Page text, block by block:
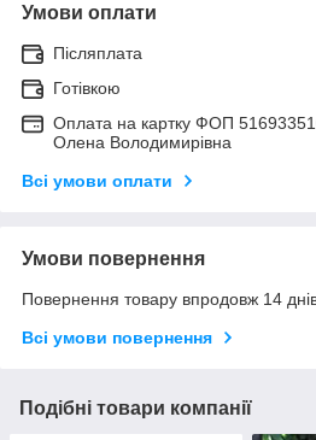
Умови оплати
Післяплата
Готівкою
Оплата на картку ФОП
Олена Володимирівна
Всі умови оплати
Умови повернення
Повернення товару впродовж 14
Всі умови повернення
Подібні товари компанії